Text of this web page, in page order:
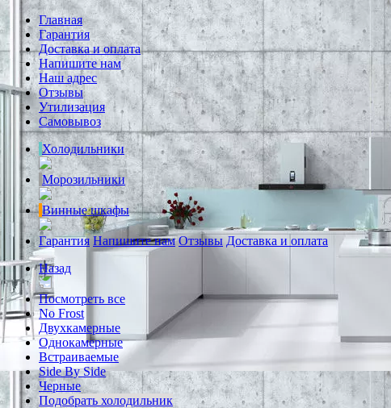
Главная
Гарантия
Доставка и оплата
Напишите нам
Наш адрес
Отзывы
Утилизация
Самовывоз
Холодильники
Морозильники
Винные шкафы
Гарантия Напишите нам Отзывы Доставка и оплата
Назад
Посмотреть все
No Frost
Двухкамерные
Однокамерные
Встраиваемые
Side By Side
Черные
Подобрать холодильник